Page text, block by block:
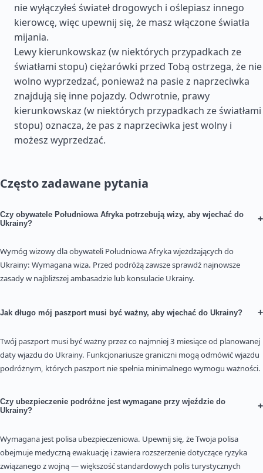
nie wyłączyłeś świateł drogowych i oślepiasz innego
kierowcę, więc upewnij się, że masz włączone światła
mijania.
Lewy kierunkowskaz (w niektórych przypadkach ze
światłami stopu) ciężarówki przed Tobą ostrzega, że nie
wolno wyprzedzać, ponieważ na pasie z naprzeciwka
znajdują się inne pojazdy. Odwrotnie, prawy
kierunkowskaz (w niektórych przypadkach ze światłami
stopu) oznacza, że pas z naprzeciwka jest wolny i
możesz wyprzedzać.
Często zadawane pytania
Czy obywatele Południowa Afryka potrzebują wizy, aby wjechać do
Ukrainy?
+
Wymóg wizowy dla obywateli Południowa Afryka wjeżdżających do
Ukrainy: Wymagana wiza. Przed podróżą zawsze sprawdź najnowsze
zasady w najbliższej ambasadzie lub konsulacie Ukrainy.
Jak długo mój paszport musi być ważny, aby wjechać do Ukrainy? +
Twój paszport musi być ważny przez co najmniej 3 miesiące od planowanej
daty wjazdu do Ukrainy. Funkcjonariusze graniczni mogą odmówić wjazdu
podróżnym, których paszport nie spełnia minimalnego wymogu ważności.
Czy ubezpieczenie podróżne jest wymagane przy wjeździe do
Ukrainy?
+
Wymagana jest polisa ubezpieczeniowa. Upewnij się, że Twoja polisa
obejmuje medyczną ewakuację i zawiera rozszerzenie dotyczące ryzyka
związanego z wojną — większość standardowych polis turystycznych